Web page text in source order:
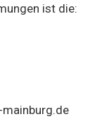
ist die: